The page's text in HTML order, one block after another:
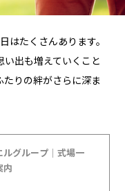
はたくさんあります。
出も増えていくこと
りの絆がさらに深ま
ルグループ｜式場一
内